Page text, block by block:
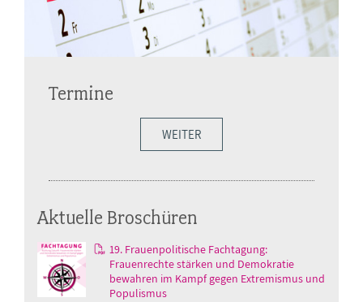
Termine
WEITER
Aktuelle Broschüren
19. Frauenpolitische Fachtagung:
Frauenrechte stärken und Demokratie
bewahren im Kampf gegen Extremismus und
Populismus